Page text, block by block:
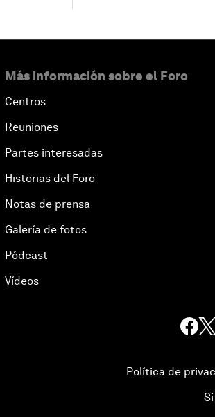
Más información sobre el Foro
Centros
Reuniones
Partes interesadas
Historias del Foro
Notas de prensa
Galería de fotos
Pódcast
Vídeos
Política de